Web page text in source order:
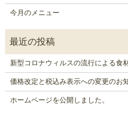
今月のメニュー
新型コロナウィルスの流行による食
価格改定と税込み表示への変更のお
ホームページを公開しました。